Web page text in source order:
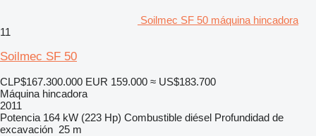
Soilmec SF 50 máquina hincadora
11
Soilmec SF 50
CLP$167.300.000 EUR 159.000 ≈ US$183.700
Máquina hincadora
2011
Potencia 164 kW (223 Hp) Combustible diésel Profundidad de
excavación 25 m